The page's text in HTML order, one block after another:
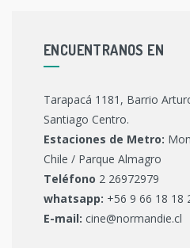
ENCUENTRANOS EN
Tarapacá 1181, Barrio
Santiago Centro.
Estaciones de Metro:
Chile / Parque Almagro
Teléfono 2 26972979
whatsapp: +56 9 66 18 18
E-mail: cine@normandie.cl